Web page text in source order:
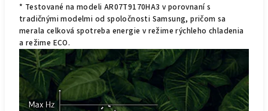
* Testované na modeli AR07T9170HA3 v porovnaní s
tradičnými modelmi od spoločnosti Samsung, pričom sa
merala celková spotreba energie v režime rýchleho chladenia
a režime ECO.